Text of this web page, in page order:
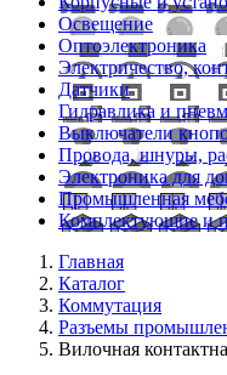
Освещение
Оптоэлектроника
Электричество,
Датчики
Гидравлика и
Выключатели
Провода, шнуры,
Электроника для
Промышленная
Комплектующие и
Главная
Каталог
Коммутация
Разъемы
Вилочная